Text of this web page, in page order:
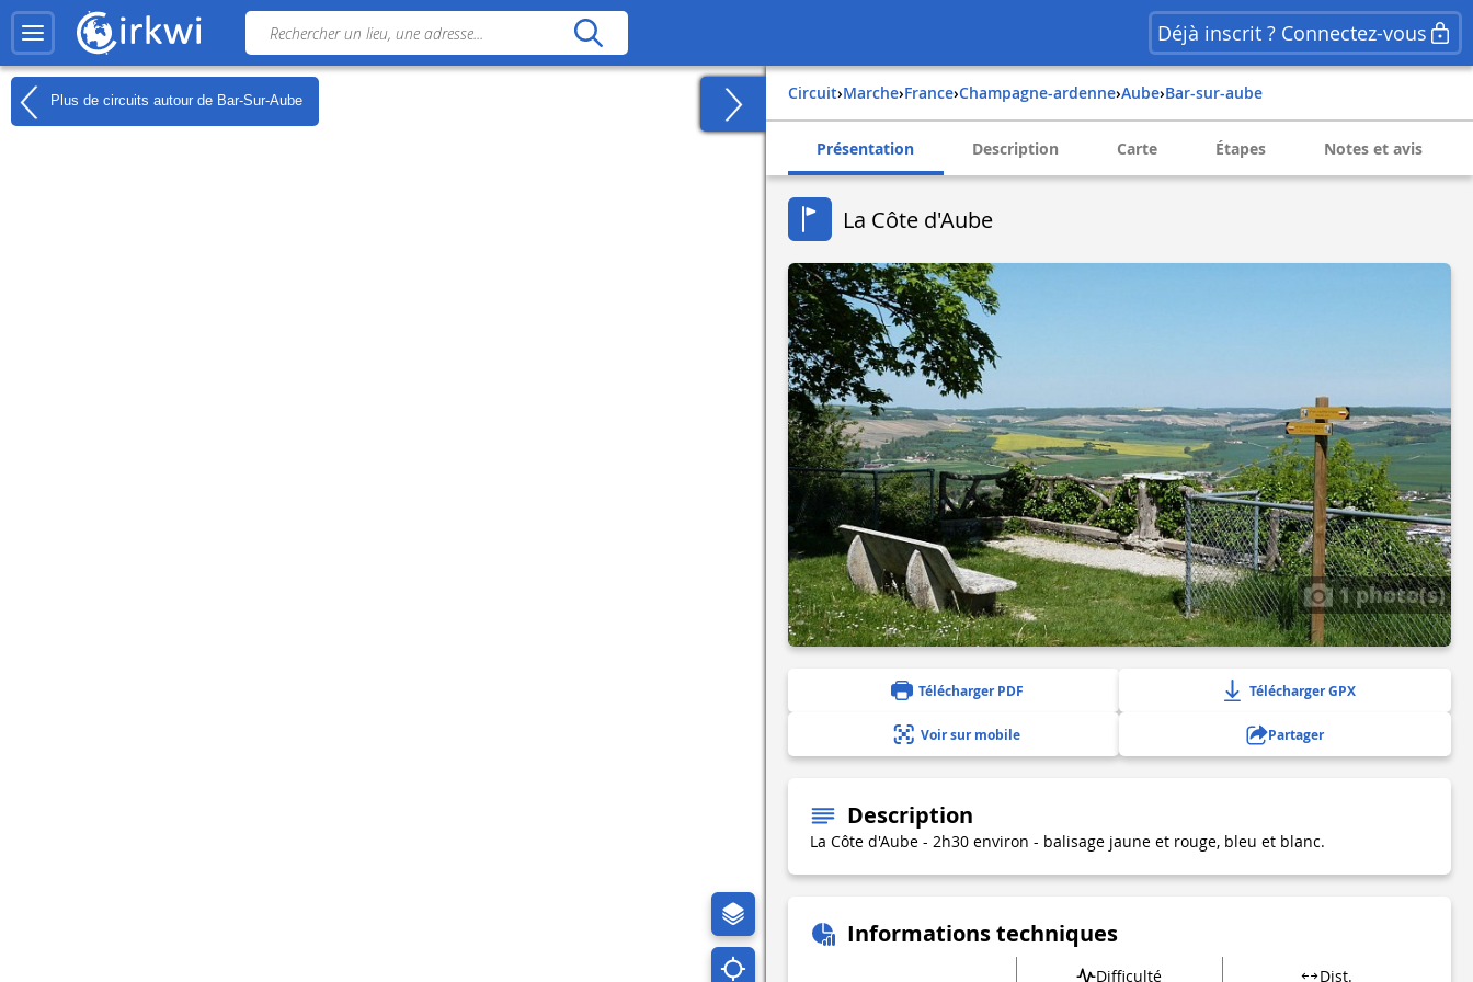
Déjà inscrit ? Connectez-vous
Plus de circuits autour de Bar-Sur-Aube Circuit› Marche› france› champagne-ardenne› aube› bar-sur-aube
Présentation Description Carte Étapes Notes et avis
La Côte d'Aube
1 photo(s)
Télécharger PDF Télécharger GPX
Voir sur mobile Partager
Description
La Côte d'Aube - 2h30 environ - balisage jaune et rouge, bleu et blanc.
Informations techniques
Difficulté Dist.